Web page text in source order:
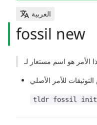
العربية
fossil new
tldr fossil init